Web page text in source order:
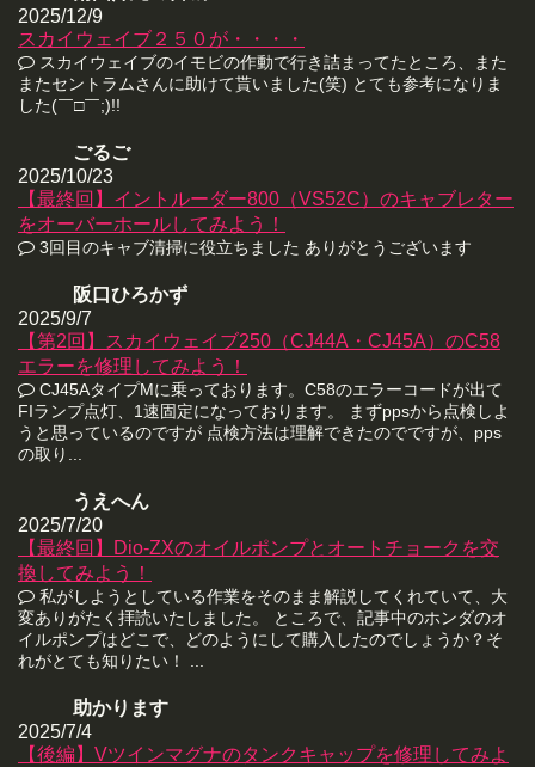
2025/12/9
スカイウェイブ２５０が・・・・
スカイウェイブのイモビの作動で行き詰まってたところ、また
またセントラムさんに助けて貰いました(笑) とても参考になりま
した(￣□￣;)!!
ごるご
2025/10/23
【最終回】イントルーダー800（VS52C）のキャブレター
をオーバーホールしてみよう！
3回目のキャブ清掃に役立ちました ありがとうございます
阪口ひろかず
2025/9/7
【第2回】スカイウェイブ250（CJ44A・CJ45A）のC58
エラーを修理してみよう！
CJ45AタイプMに乗っております。C58のエラーコードが出て
FIランプ点灯、1速固定になっております。 まずppsから点検しよ
うと思っているのですが 点検方法は理解できたのでですが、pps
の取り...
うえへん
2025/7/20
【最終回】Dio-ZXのオイルポンプとオートチョークを交
換してみよう！
私がしようとしている作業をそのまま解説してくれていて、大
変ありがたく拝読いたしました。 ところで、記事中のホンダのオ
イルポンプはどこで、どのようにして購入したのでしょうか？そ
れがとても知りたい！ ...
助かります
2025/7/4
【後編】Vツインマグナのタンクキャップを修理してみよ